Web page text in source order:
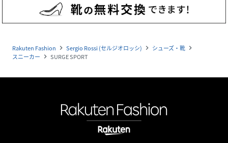
Rakuten Fashion navigate_next Sergio Rossi (セルジオロッシ) navigate_next シューズ・靴 navigate_next
スニーカー navigate_next SURGE SPORT